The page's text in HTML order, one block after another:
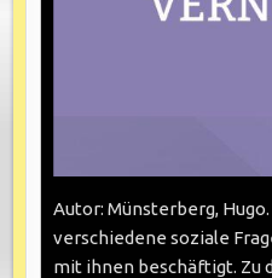
Autor: Münsterberg,
verschiedene soziale
mit ihnen beschäftigt. Zu